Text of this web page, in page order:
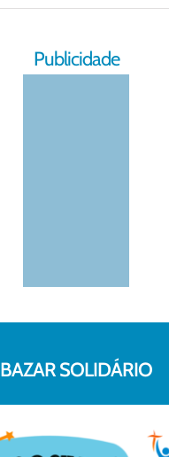
Publicidade
BAZAR SOLIDÁRIO